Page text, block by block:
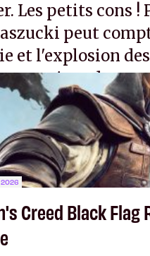
Les petits cons !
peut
et l'explosion
appartient donc
des enfants
Creed Black Flag